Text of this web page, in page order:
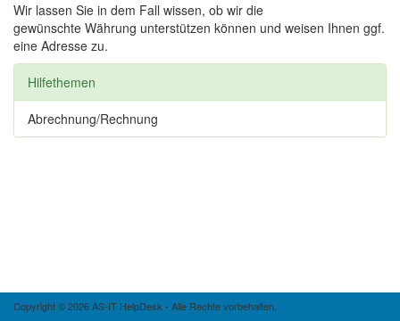
Wir lassen Sie in dem Fall wissen, ob wir die
gewünschte Währung unterstützen können und weisen Ihnen ggf.
eine Adresse zu.
Hilfethemen
Abrechnung/Rechnung
Copyright © 2026 AS-IT HelpDesk - Alle Rechte vorbehalten.